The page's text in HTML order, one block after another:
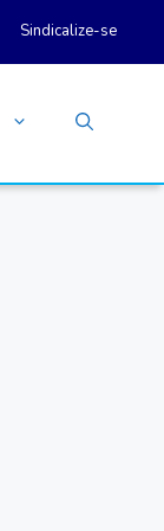
Sindicalize-se